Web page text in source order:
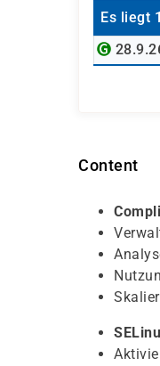
Es liegt
Content